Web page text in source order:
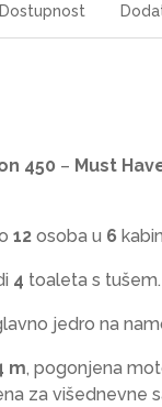
Dostupnost
450 – Must
12 osoba u 6
4 toaleta s tušem.
jedro na
m, pogonjena
za višednevne